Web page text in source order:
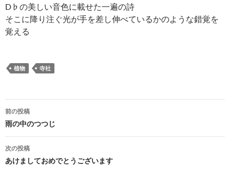
D♭の美しい音色に載せた一遍の詩
そこに降り注ぐ光が手を差し伸べているかのような錯覚を
覚える
植物 寺社
投
稿
ナ
ビ
前の投稿
雨の中のつつじ
次の投稿
あけましておめでとうございます